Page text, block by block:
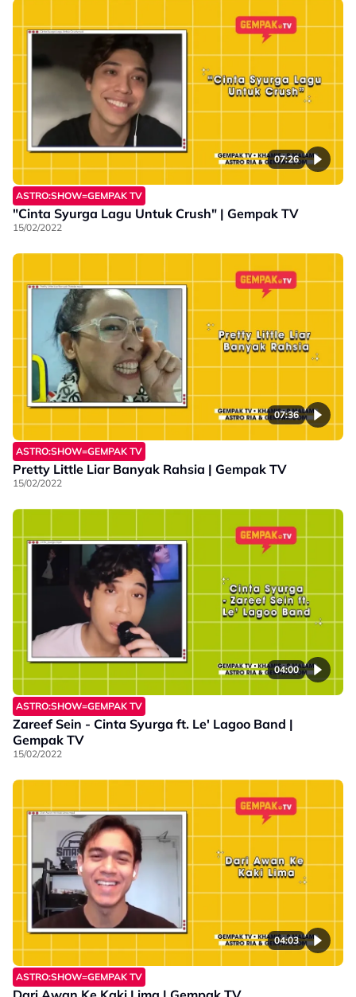
07:26
ASTRO:SHOW=GEMPAK TV
"Cinta Syurga Lagu Untuk Crush" | Gempak TV
15/02/2022
07:36
ASTRO:SHOW=GEMPAK TV
Pretty Little Liar Banyak Rahsia | Gempak TV
15/02/2022
04:00
ASTRO:SHOW=GEMPAK TV
Zareef Sein - Cinta Syurga ft. Le' Lagoo Band |
Gempak TV
15/02/2022
04:03
ASTRO:SHOW=GEMPAK TV